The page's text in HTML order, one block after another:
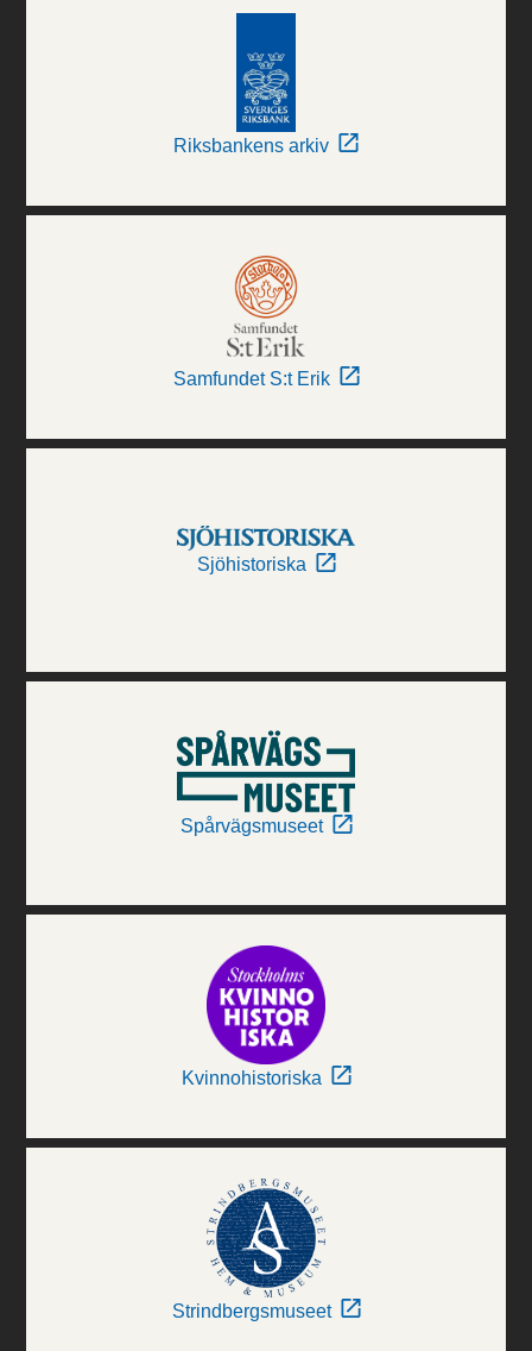
Riksbankens arkiv
Samfundet S:t Erik
Sjöhistoriska
Spårvägsmuseet
Kvinnohistoriska
Strindbergsmuseet